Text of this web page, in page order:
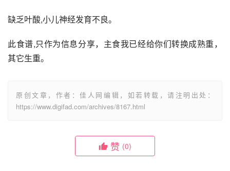
缺乏叶酸,小儿神经发育不良。
此食谱,只作为信息分享，主食我已经给你们转换成熟重，
其它生重。
原创文章，作者：佳人网编辑，如若转载，请注明出处：
https://www.digifad.com/archives/8167.html
赞 (0)